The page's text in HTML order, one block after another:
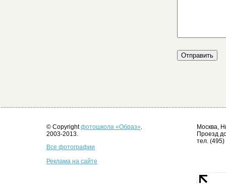
© Copyrightфотошкола «Образ».
2003-2013.
Все фотографии
Реклама на сайте
Москва,
Проезд
тел.